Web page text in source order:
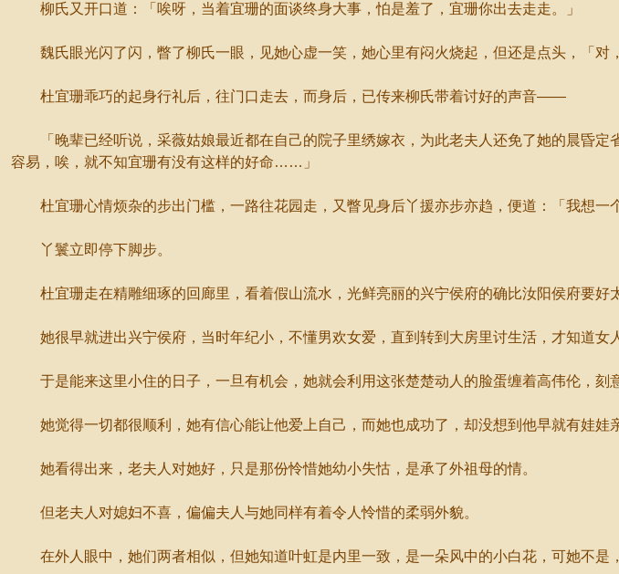
柳氏又开口道：「唉呀，当着宜珊的面谈终身大事，怕是羞了，宜珊你出去走走。」
魏氏眼光闪了闪，瞥了柳氏一眼，见她心虚一笑，她心里有闷火烧起，但还是点头，「对
杜宜珊乖巧的起身行礼后，往门口走去，而身后，已传来柳氏带着讨好的声音——
「晚辈已经听说，采薇姑娘最近都在自己的院子里绣嫁衣，为此老夫人还免了她的晨昏定
容易，唉，就不知宜珊有没有这样的好命……」
杜宜珊心情烦杂的步出门槛，一路往花园走，又瞥见身后丫援亦步亦趋，便道：「我想一
丫鬟立即停下脚步。
杜宜珊走在精雕细琢的回廊里，看着假山流水，光鲜亮丽的兴宁侯府的确比汝阳侯府要好
她很早就进出兴宁侯府，当时年纪小，不懂男欢女爱，直到转到大房里讨生活，才知道女
于是能来这里小住的日子，一旦有机会，她就会利用这张楚楚动人的脸蛋缠着高伟伦，刻
她觉得一切都很顺利，她有信心能让他爱上自己，而她也成功了，却没想到他早就有娃娃
她看得出来，老夫人对她好，只是那份怜惜她幼小失怙，是承了外祖母的情。
但老夫人对媳妇不喜，偏偏夫人与她同样有着令人怜惜的柔弱外貌。
在外人眼中，她们两者相似，但她知道叶虹是内里一致，是一朵风中的小白花，可她不是